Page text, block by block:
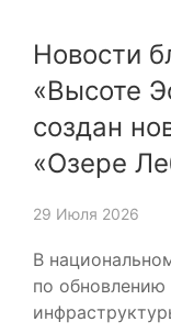
Новости
«Высоте
создан
«Озере
29 Июля 2026
В
по обновлению